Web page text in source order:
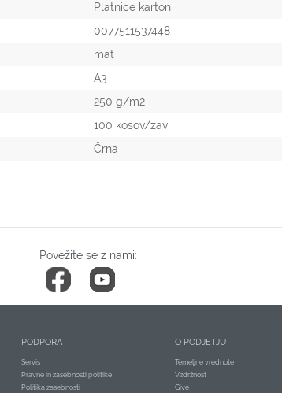
Platnice karton
0077511537448
mat
A3
250 g/m2
100 kosov/zav
Črna
Povežite se z nami:
PODPORA
Servis
Pravne in zasebnosti politike
Politika zasebnosti
O PODJETJU
Temeljne vrednote
Vzdržnost
Give